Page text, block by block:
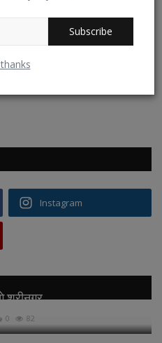
Subscribe
14
2025 – व्रत, महत्व और पूजन विधि
Instagram
श्रीनगर
0 82